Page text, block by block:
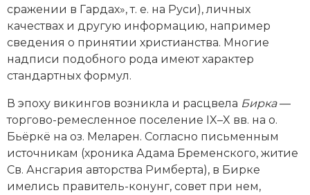
сражении в Гардах», т. е. на Руси), личных
качествах и другую информацию, например
сведения о принятии христианства. Многие
надписи подобного рода имеют характер
стандартных формул.
В эпоху викингов возникла и расцвела Бирка—
торгово-ремесленное поселение IX–X вв. на о.
Бьёркё на оз. Меларен. Согласно письменным
источникам (хроника Адама Бременского, житие
Св. Ансгария авторства Римберта), в Бирке
имелись правитель-конунг, совет при нем,